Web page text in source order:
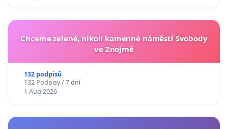
Chceme zelené, nikoli kamenné náměstí Svobody
ve Znojmě
132 podpisů
132 Podpisy / 7 dní
1 Aug 2026